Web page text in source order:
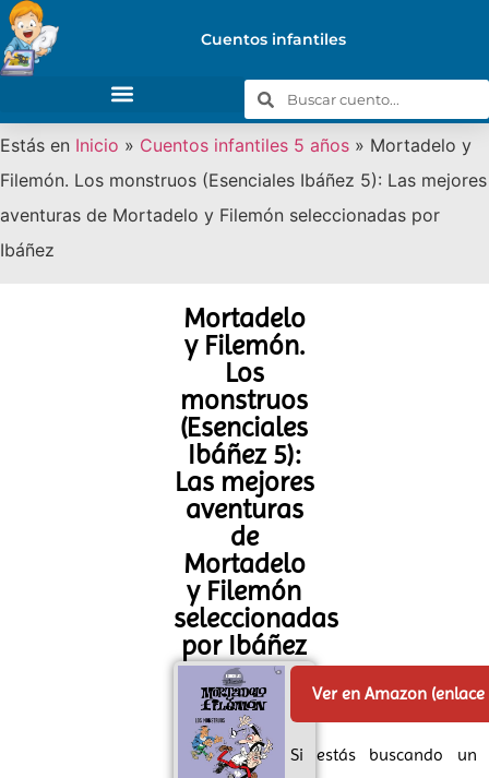
Cuentos infantiles
Estás en Inicio » Cuentos infantiles 5 años » Mortadelo y
Filemón. Los monstruos (Esenciales Ibáñez 5): Las mejores
aventuras de Mortadelo y Filemón seleccionadas por
Ibáñez
Mortadelo
y Filemón.
Los
monstruos
(Esenciales
Ibáñez 5):
Las mejores
aventuras
de
Mortadelo
y Filemón
seleccionadas
por Ibáñez
Ver en Amazon
Si estás buscando